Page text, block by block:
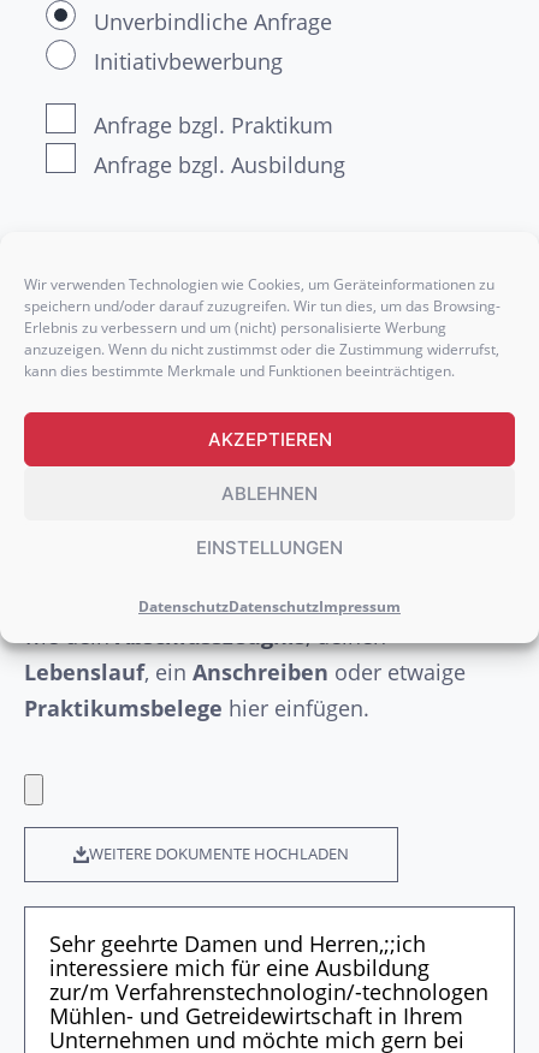
Wir verwenden Technologien wie Cookies, um Geräteinformationen zu
speichern und/oder darauf zuzugreifen. Wir tun dies, um das Browsing-
Erlebnis zu verbessern und um (nicht) personalisierte Werbung
anzuzeigen. Wenn du nicht zustimmst oder die Zustimmung widerrufst,
kann dies bestimmte Merkmale und Funktionen beeinträchtigen.
AKZEPTIEREN
ABLEHNEN
EINSTELLUNGEN
DatenschutzDatenschutzImpressum
Unverbindliche Anfrage
Initiativbewerbung
Anfrage bzgl. Praktikum
Anfrage bzgl. Ausbildung
Unternehmen sowie an den VDM
weitergeleitet und zum vereinbarten Zweck
verarbeitet werden. Was mit den Daten
geschieht, findest Du in unserer
Datenschutzerklärung.*
DEINE DOKUMENTE
kannst Du die wichtigsten Nachweise
wie deinAbschlusszeugnis, deinen
Lebenslauf, ein Anschreiben oder etwaige
Praktikumsbelege hier einfügen.
WEITERE DOKUMENTE HOCHLADEN